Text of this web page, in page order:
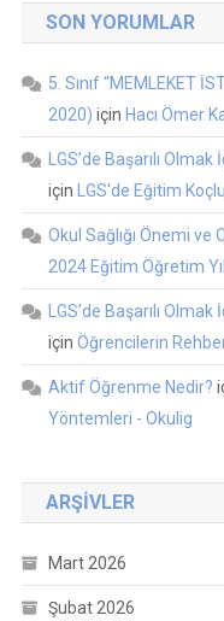
SON YORUMLAR
5. Sınıf “MEMLEKET
2020) için Hacı Ömer
LGS’de Başarılı Olmak
için
LGS'de Eğitim
Okul Sağlığı Önemi ve
2024 Eğitim Öğretim
LGS’de Başarılı Olmak
için Öğrencilerin
Aktif Öğrenme Nedir?
Yöntemleri - Okulig
ARŞIVLER
Mart 2026
Şubat 2026